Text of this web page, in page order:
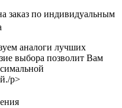
заказ по индивидуальным
аналоги лучших
выбора позволит Вам
p>